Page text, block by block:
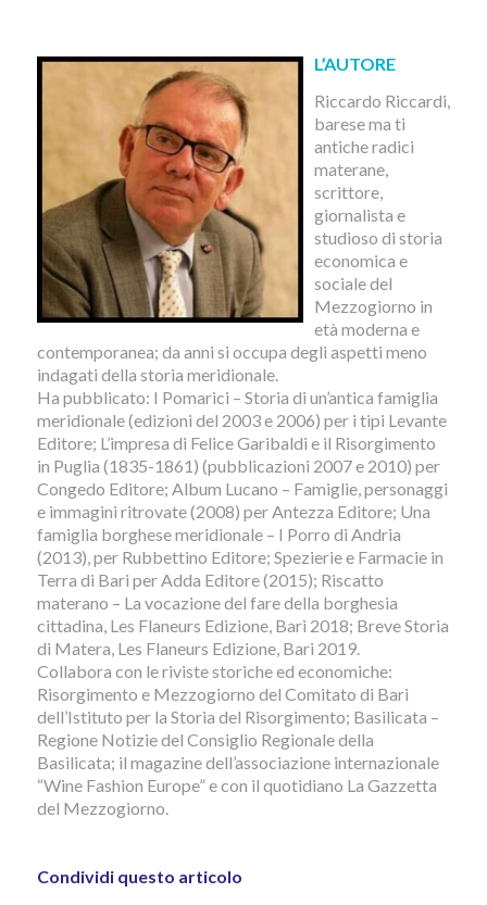
L’AUTORE
Riccardo Riccardi,
barese ma ti
antiche radici
materane,
scrittore,
giornalista e
studioso di storia
economica e
sociale del
Mezzogiorno in
età moderna e
contemporanea; da anni si occupa degli aspetti meno
indagati della storia meridionale.
Ha pubblicato: I Pomarici – Storia di un’antica famiglia
meridionale (edizioni del 2003 e 2006) per i tipi Levante
Editore; L’impresa di Felice Garibaldi e il Risorgimento
in Puglia (1835-1861) (pubblicazioni 2007 e 2010) per
Congedo Editore; Album Lucano – Famiglie, personaggi
e immagini ritrovate (2008) per Antezza Editore; Una
famiglia borghese meridionale – I Porro di Andria
(2013), per Rubbettino Editore; Spezierie e Farmacie in
Terra di Bari per Adda Editore (2015); Riscatto
materano – La vocazione del fare della borghesia
cittadina, Les Flaneurs Edizione, Bari 2018; Breve Storia
di Matera, Les Flaneurs Edizione, Bari 2019.
Collabora con le riviste storiche ed economiche:
Risorgimento e Mezzogiorno del Comitato di Bari
dell’Istituto per la Storia del Risorgimento; Basilicata –
Regione Notizie del Consiglio Regionale della
Basilicata; il magazine dell’associazione internazionale
“Wine Fashion Europe” e con il quotidiano La Gazzetta
del Mezzogiorno.
Condividi questo articolo